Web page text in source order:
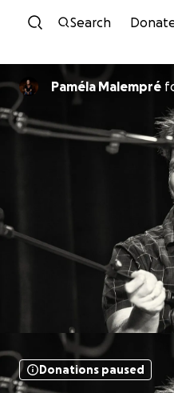
Skip
Search
Paméla Malempré
Donations paused